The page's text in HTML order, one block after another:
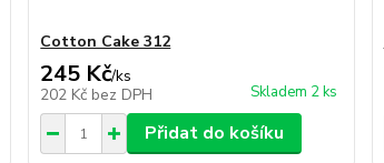
Cotton Cake 312
245 Kč/ks
202 Kč bez DPH Skladem 2 ks
Přidat do košíku